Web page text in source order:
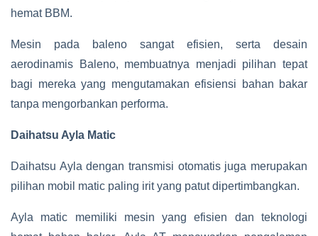
hemat BBM.
Mesin pada baleno sangat efisien, serta desain
aerodinamis Baleno, membuatnya menjadi pilihan tepat
bagi mereka yang mengutamakan efisiensi bahan bakar
tanpa mengorbankan performa.
Daihatsu Ayla Matic
Daihatsu Ayla dengan transmisi otomatis juga merupakan
pilihan mobil matic paling irit yang patut dipertimbangkan.
Ayla matic memiliki mesin yang efisien dan teknologi